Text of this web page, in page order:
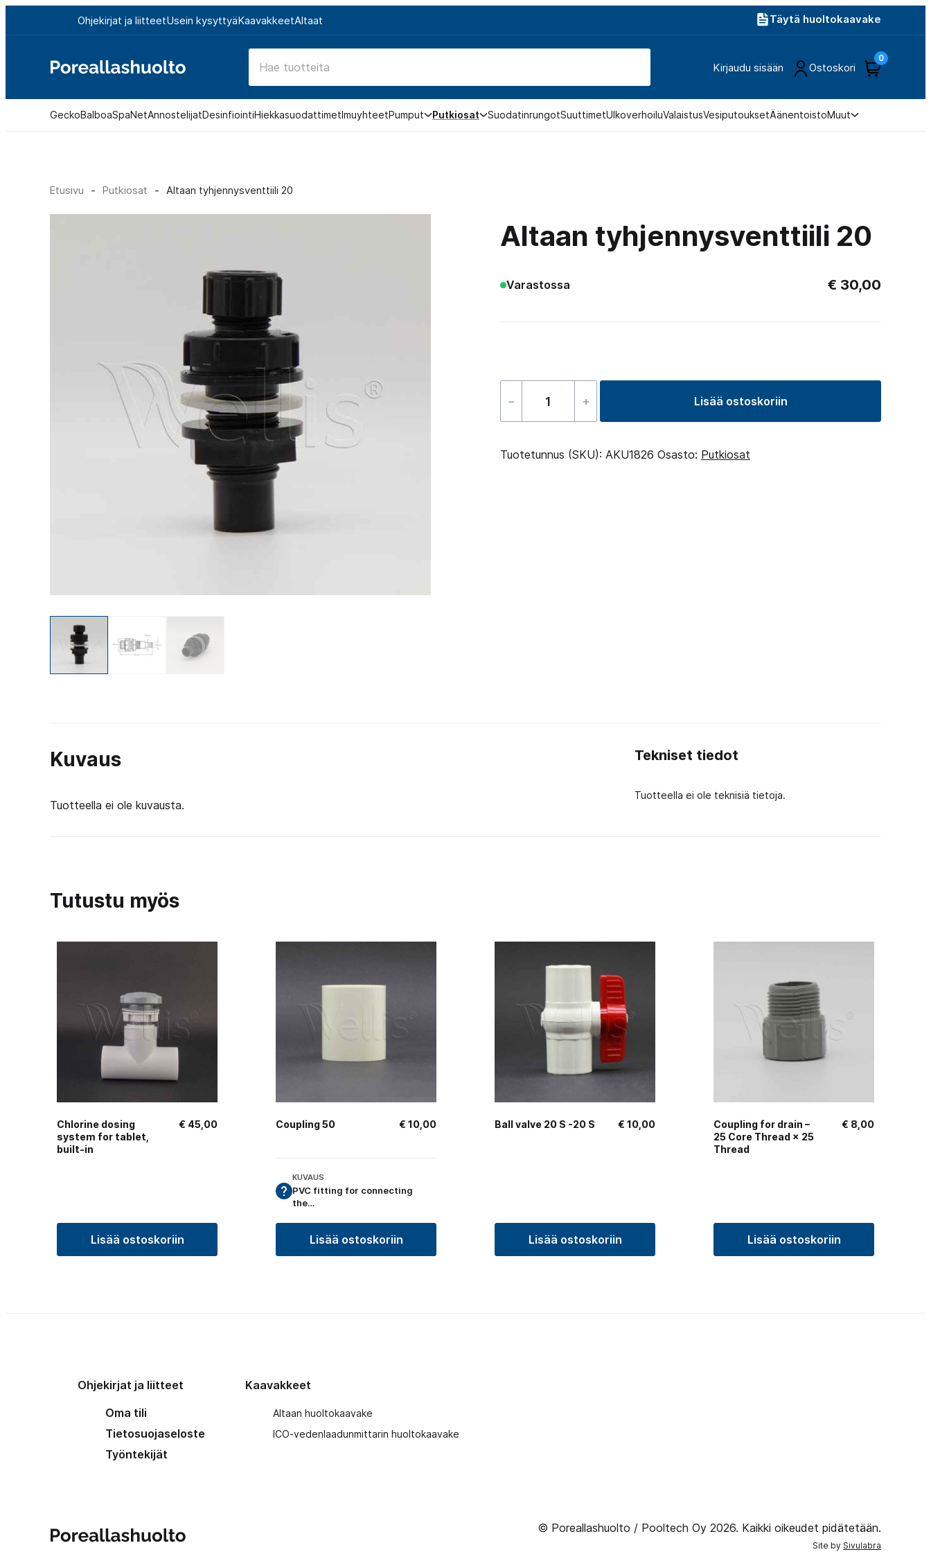
sisältöön
Ohjekirjat ja liitteetUsein kysyttyäKaavakkeetAltaat Täytä huoltokaavake
Poreallashuolto Kirjaudu sisään Ostoskori
0
GeckoBalboaSpaNetAnnostelijatDesinfiointiHiekkasuodattimetImuyhteetPumput Putkiosat SuodatinrungotSuuttimetUlkoverhoiluValaistusVesiputouksetÄänentoistoMuut
Etusivu - Putkiosat - Altaan tyhjennysventtiili 20
Altaan tyhjennysventtiili 20
Varastossa € 30,00
–
Altaan
20
+ Lisää ostoskoriin
Tuotetunnus (SKU): AKU1826 Osasto: Putkiosat
Kuvaus
Tuotteella ei ole kuvausta.
Tekniset tiedot
Tuotteella ei ole teknisiä tietoja.
Tutustu myös
Chlorine dosing
system for tablet,
built-in
€ 45,00
Lisää ostoskoriin
Coupling 50 € 10,00
KUVAUS
PVC fitting for connecting
the…
Lisää ostoskoriin
Ball valve 20 S -20 S € 10,00
Lisää ostoskoriin
Coupling for drain –
25 Core Thread × 25
Thread
€ 8,00
Lisää ostoskoriin
Ohjekirjat ja liitteet
Oma tili
Tietosuojaseloste
Työntekijät
Kaavakkeet
Altaan huoltokaavake
ICO-vedenlaadunmittarin huoltokaavake
Poreallashuolto © Poreallashuolto / Pooltech Oy 2026. Kaikki oikeudet pidätetään.
Site by Sivulabra